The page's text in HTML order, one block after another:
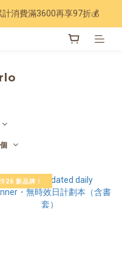
帳季 準備登場
消費滿3600再享97折💰
新品牌！